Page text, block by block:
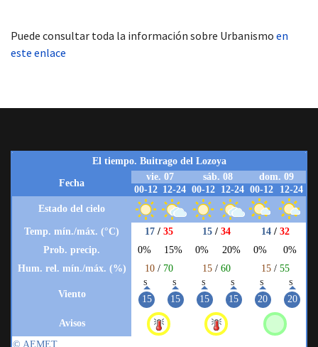
Puede consultar toda la información sobre Urbanismo en
este enlace